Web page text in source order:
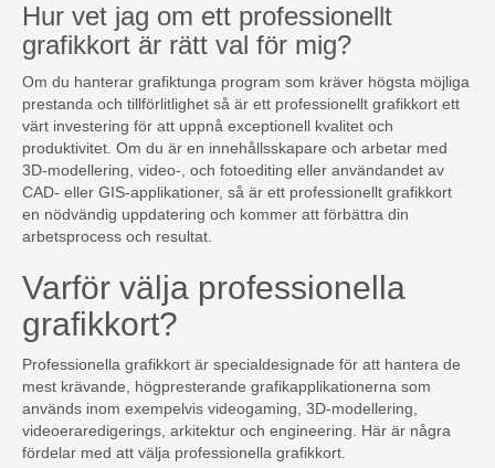
Hur vet jag om ett professionellt
grafikkort är rätt val för mig?
Om du hanterar grafiktunga program som kräver högsta möjliga
prestanda och tillförlitlighet så är ett professionellt grafikkort ett
värt investering för att uppnå exceptionell kvalitet och
produktivitet. Om du är en innehållsskapare och arbetar med
3D-modellering, video-, och fotoediting eller användandet av
CAD- eller GIS-applikationer, så är ett professionellt grafikkort
en nödvändig uppdatering och kommer att förbättra din
arbetsprocess och resultat.
Varför välja professionella
grafikkort?
Professionella grafikkort är specialdesignade för att hantera de
mest krävande, högpresterande grafikapplikationerna som
används inom exempelvis videogaming, 3D-modellering,
videoeraredigerings, arkitektur och engineering. Här är några
fördelar med att välja professionella grafikkort.